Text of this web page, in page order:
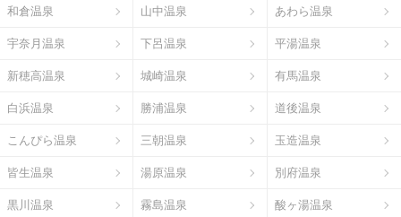
和倉温泉 山中温泉 あわら温泉
宇奈月温泉 下呂温泉 平湯温泉
新穂高温泉 城崎温泉 有馬温泉
白浜温泉 勝浦温泉 道後温泉
こんぴら温泉 三朝温泉 玉造温泉
皆生温泉 湯原温泉 別府温泉
黒川温泉 霧島温泉 酸ヶ湯温泉